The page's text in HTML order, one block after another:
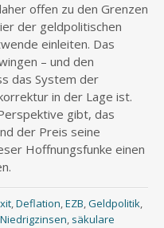
offen zu den Grenzen
der geldpolitischen
einleiten. Das
– und den
das System der
in der Lage ist.
gibt, das
der Preis seine
Hoffnungsfunke einen
,Deflation,EZB,Geldpolitik,
Niedrigzinsen, säkulare